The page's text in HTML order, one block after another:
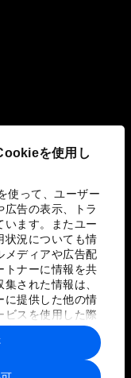
を使用し
使って、ユーザー
広告の表示、トラ
います。またユー
状況についても情
メディアや広告配
トナーに情報を共
された情報は、
に提供した他の情
ビスを使用した際
合わされ、各パー
ことがありま
用規約